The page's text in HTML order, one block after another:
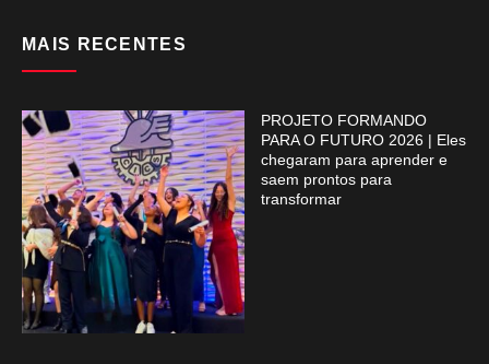
MAIS RECENTES
PROJETO FORMANDO
PARA O FUTURO 2026 | Eles
chegaram para aprender e
saem prontos para
transformar